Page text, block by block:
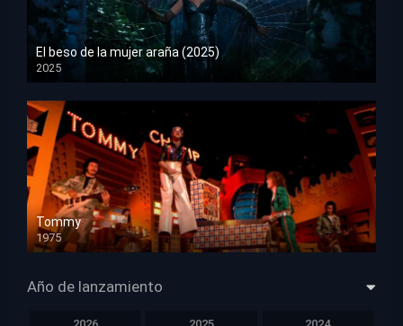
El beso de la mujer araña (2025)
2025
HD 1080p
Tommy
1975
HD 1080p
Año de lanzamiento